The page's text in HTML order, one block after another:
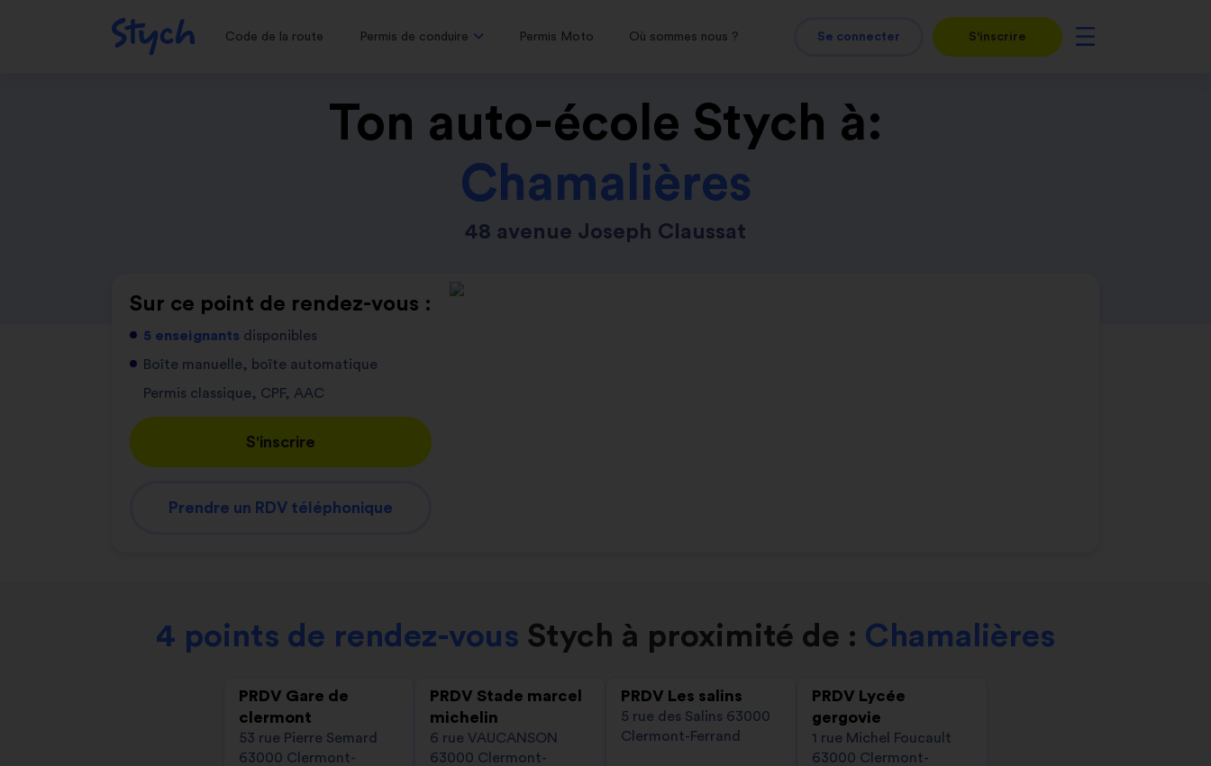
Code de la route Permis de conduire Permis Moto Où sommes nous ? Se connecter S'inscrire
Ton auto-école Stych à:
Chamalières
48 avenue Joseph Claussat
Sur ce point de rendez-vous :
5 enseignants disponibles
Boîte manuelle, boîte automatique
Permis classique, CPF, AAC
S'inscrire
Prendre un RDV téléphonique
4 points de rendez-vous Stych à proximité de : Chamalières
PRDV Gare de
clermont
53 rue Pierre Semard
63000 Clermont-
PRDV Stade marcel
michelin
6 rue VAUCANSON
63000 Clermont-
PRDV Les salins
5 rue des Salins 63000
Clermont-Ferrand
PRDV Lycée
gergovie
1 rue Michel Foucault
63000 Clermont-